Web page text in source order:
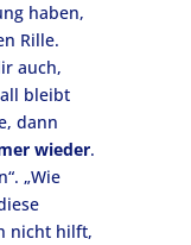
haben,
Rille.
auch,
bleibt
dann
wieder.
„Wie
nicht hilft,